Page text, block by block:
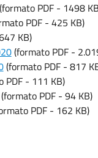
PDF - 1498
PDF - 425 KB)
KB)
(formato PDF -
(formato PDF - 817
PDF - 111 KB)
(formato PDF - 94 KB)
PDF - 162 KB)